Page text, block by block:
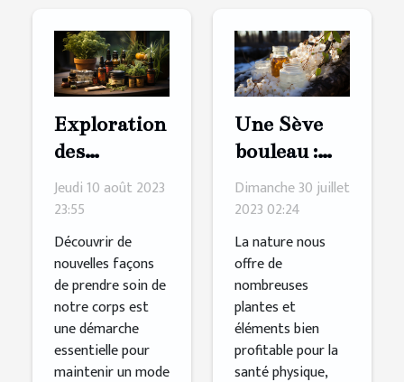
Exploration
des
bienfaits de
l'huile de
CBD
Jeudi 10 août 2023
23:55
Découvrir de
nouvelles façons
de prendre soin de
notre corps est
une démarche
essentielle pour
maintenir un mode
Une Sève
bouleau :
quelques
bienfaits de
ce produit
sur la santé
Dimanche 30 juillet
2023 02:24
La nature nous
offre de
nombreuses
plantes et
éléments bien
profitable pour la
santé physique,